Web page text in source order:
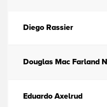
Diego Rassier
Douglas Mac Farland
Eduardo Axelrud